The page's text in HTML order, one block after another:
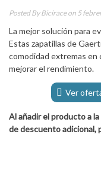
Posted ByBiciraceon 5
La mejor solución para
Estas zapatillas de
comodidad extremas en
mejorar el rendimiento.
Ver
Al añadir el producto a
de descuento adicional,